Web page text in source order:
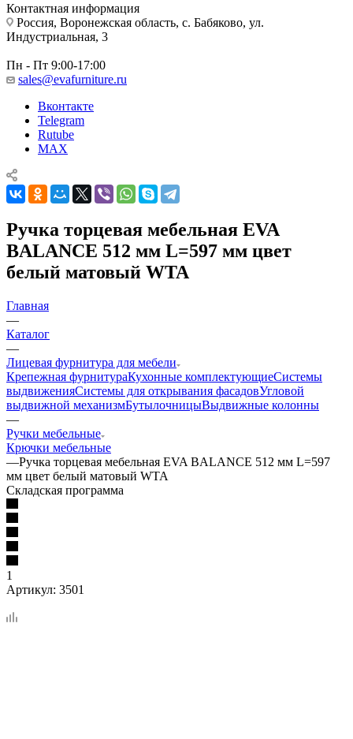
Контактная информация
Россия, Воронежская область, с. Бабяково, ул.
Индустриальная, 3
Пн - Пт 9:00-17:00
sales@evafurniture.ru
Вконтакте
Telegram
Rutube
MAX
Ручка торцевая мебельная EVA
BALANCE 512 мм L=597 мм цвет
белый матовый WTA
Главная
—
Каталог
—
Лицевая фурнитура для мебели
Крепежная фурнитураКухонные комплектующиеСистемы
выдвиженияСистемы для открывания фасадовУгловой
выдвижной механизмБутылочницыВыдвижные колонны
—
Ручки мебельные
Крючки мебельные
—Ручка торцевая мебельная EVA BALANCE 512 мм L=597
мм цвет белый матовый WTA
Складская программа
1
Артикул: 3501